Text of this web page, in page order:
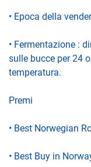
• Epoca della
• Fermentazione :
sulle bucce per 24
temperatura.
Premi
• Best Norwegian
• Best Buy in